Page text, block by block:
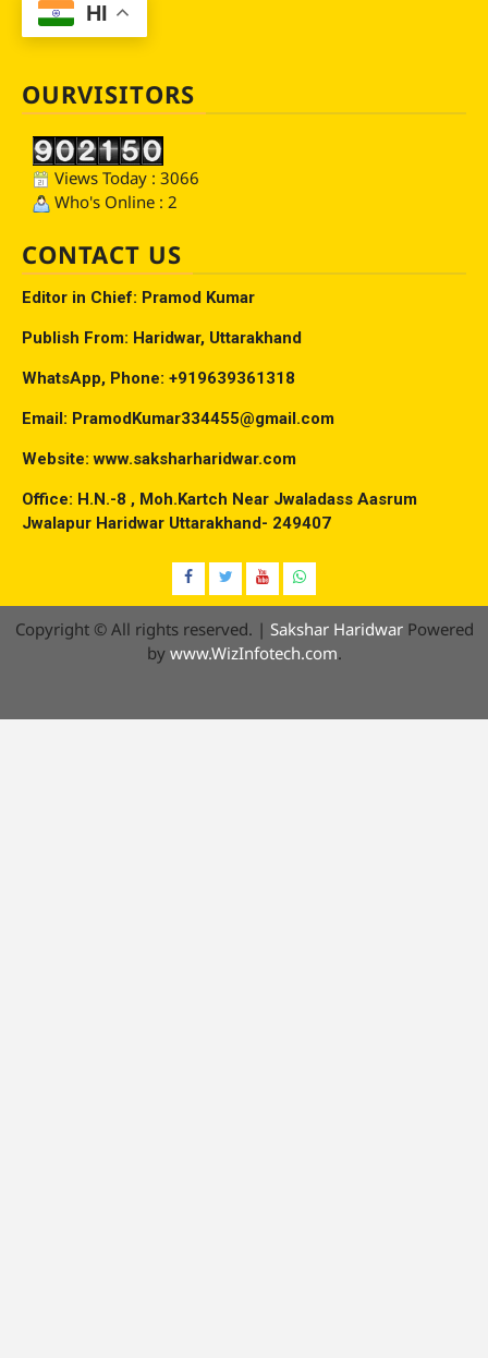
HI
OURVISITORS
Views Today : 3066
Who's Online : 2
CONTACT US
Editor in Chief: Pramod Kumar
Publish From: Haridwar, Uttarakhand
WhatsApp, Phone: +919639361318
Email: PramodKumar334455@gmail.com
Website: www.saksharharidwar.com
Office: H.N.-8 , Moh.Kartch Near Jwaladass Aasrum
Jwalapur Haridwar Uttarakhand- 249407
Facebook
TwitterYouTubeWhatsap
Copyright © All rights reserved. | Sakshar HaridwarPowered
by www.WizInfotech.com.